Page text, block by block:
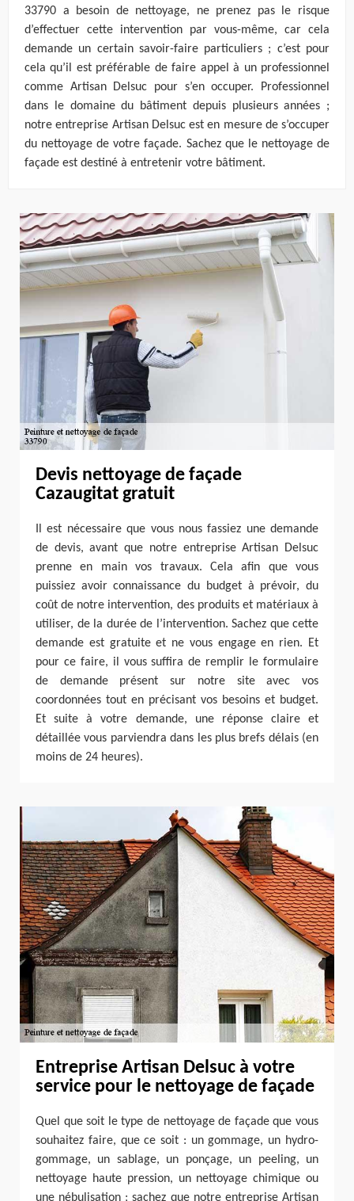
33790 a besoin de nettoyage, ne prenez pas le risque
d’effectuer cette intervention par vous-même, car cela
demande un certain savoir-faire particuliers ; c’est pour
cela qu’il est préférable de faire appel à un professionnel
comme Artisan Delsuc pour s’en occuper. Professionnel
dans le domaine du bâtiment depuis plusieurs années ;
notre entreprise Artisan Delsuc est en mesure de s’occuper
du nettoyage de votre façade. Sachez que le nettoyage de
façade est destiné à entretenir votre bâtiment.
Devis nettoyage de façade
Cazaugitat gratuit
Il est nécessaire que vous nous fassiez une demande
de devis, avant que notre entreprise Artisan Delsuc
prenne en main vos travaux. Cela afin que vous
puissiez avoir connaissance du budget à prévoir, du
coût de notre intervention, des produits et matériaux à
utiliser, de la durée de l’intervention. Sachez que cette
demande est gratuite et ne vous engage en rien. Et
pour ce faire, il vous suffira de remplir le formulaire
de demande présent sur notre site avec vos
coordonnées tout en précisant vos besoins et budget.
Et suite à votre demande, une réponse claire et
détaillée vous parviendra dans les plus brefs délais (en
moins de 24 heures).
Entreprise Artisan Delsuc à votre
service pour le nettoyage de façade
Quel que soit le type de nettoyage de façade que vous
souhaitez faire, que ce soit : un gommage, un hydro-
gommage, un sablage, un ponçage, un peeling, un
nettoyage haute pression, un nettoyage chimique ou
une nébulisation ; sachez que notre entreprise Artisan